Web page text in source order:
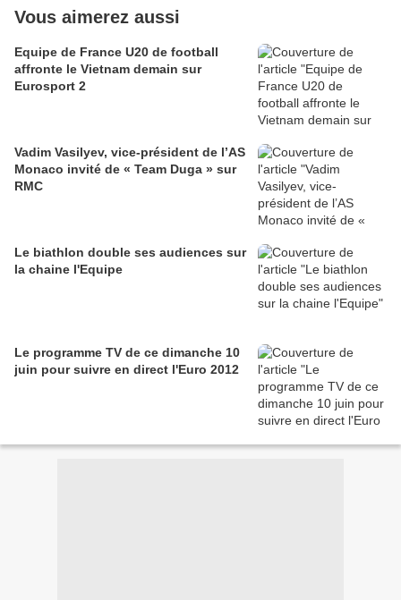
Vous aimerez aussi
Equipe de France U20 de football
affronte le Vietnam demain sur
Eurosport 2
Vadim Vasilyev, vice-président de l’AS
Monaco invité de « Team Duga » sur
RMC
Le biathlon double ses audiences sur
la chaine l'Equipe
Le programme TV de ce dimanche 10
juin pour suivre en direct l'Euro 2012